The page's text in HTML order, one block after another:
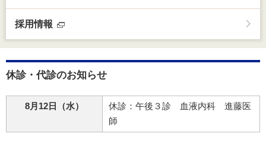
採用情報
休診・代診のお知らせ
8月12日（水）
休診：午後３診 血液内科 進藤医
師